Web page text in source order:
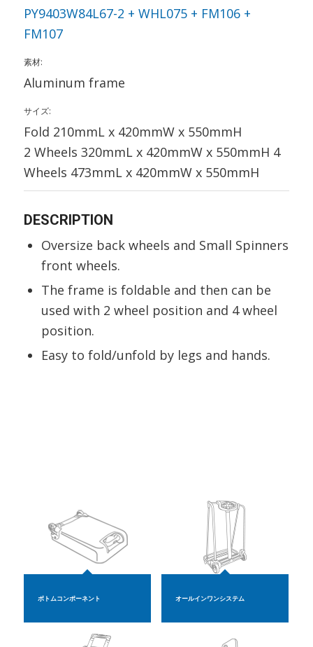
PY9403W84L67-2 + WHL075 + FM106 +
FM107
素材:
Aluminum frame
サイズ:
Fold 210mmL x 420mmW x 550mmH
2 Wheels 320mmL x 420mmW x 550mmH 4
Wheels 473mmL x 420mmW x 550mmH
DESCRIPTION
Oversize back wheels and Small Spinners
front wheels.
The frame is foldable and then can be
used with 2 wheel position and 4 wheel
position.
Easy to fold/unfold by legs and hands.
ボトムコンポーネント オールインワンシステム